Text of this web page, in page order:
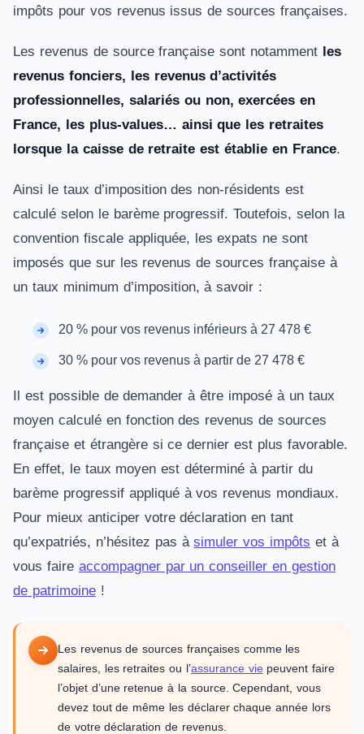
impôts pour vos revenus issus de sources françaises.
Les revenus de source française sont notamment les
revenus fonciers, les revenus d’activités
professionnelles, salariés ou non, exercées en
France, les plus-values… ainsi que les retraites
lorsque la caisse de retraite est établie en France.
Ainsi le taux d’imposition des non-résidents est
calculé selon le barème progressif. Toutefois, selon la
convention fiscale appliquée, les expats ne sont
imposés que sur les revenus de sources française à
un taux minimum d’imposition, à savoir :
20 % pour vos revenus inférieurs à 27 478 €
30 % pour vos revenus à partir de 27 478 €
Il est possible de demander à être imposé à un taux
moyen calculé en fonction des revenus de sources
française et étrangère si ce dernier est plus favorable.
En effet, le taux moyen est déterminé à partir du
barème progressif appliqué à vos revenus mondiaux.
Pour mieux anticiper votre déclaration en tant
qu’expatriés, n’hésitez pas àsimuler vos impôts et à
vous faire accompagner par un conseiller en gestion
de patrimoine!
Les revenus de sources françaises comme les
salaires, les retraites ou l’assurance vie peuvent faire
l’objet d’une retenue à la source. Cependant, vous
devez tout de même les déclarer chaque année lors
de votre déclaration de revenus.